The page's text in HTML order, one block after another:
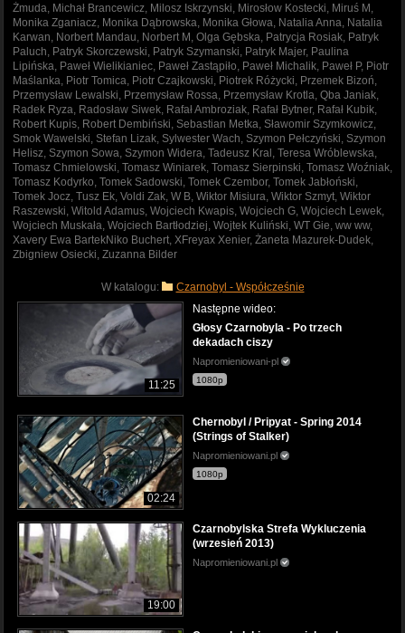
Żmuda, Michał Brancewicz, Milosz Iskrzynski, Mirosłow Kostecki, Miruś M,
Monika Zganiacz, Monika Dąbrowska, Monika Głowa, Natalia Anna, Natalia
Karwan, Norbert Mandau, Norbert M, Olga Gębska, Patrycja Rosiak, Patryk
Paluch, Patryk Skorczewski, Patryk Szymanski, Patryk Majer, Paulina
Lipińska, Paweł Wielikianiec, Paweł Zastąpiło, Paweł Michalik, Paweł P, Piotr
Maślanka, Piotr Tomica, Piotr Czajkowski, Piotrek Różycki, Przemek Bizoń,
Przemysław Lewalski, Przemysław Rossa, Przemysław Krotla, Qba Janiak,
Radek Ryza, Radosław Siwek, Rafał Ambroziak, Rafał Bytner, Rafał Kubik,
Robert Kupis, Robert Dembiński, Sebastian Metka, Sławomir Szymkowicz,
Smok Wawelski, Stefan Lizak, Sylwester Wach, Szymon Pełczyński, Szymon
Helisz, Szymon Sowa, Szymon Widera, Tadeusz Kral, Teresa Wróblewska,
Tomasz Chmielowski, Tomasz Winiarek, Tomasz Sierpinski, Tomasz Woźniak,
Tomasz Kodyrko, Tomek Sadowski, Tomek Czembor, Tomek Jabłoński,
Tomek Jocz, Tusz Ek, Voldi Zak, W B, Wiktor Misiura, Wiktor Szmyt, Wiktor
Raszewski, Witold Adamus, Wojciech Kwapis, Wojciech G, Wojciech Lewek,
Wojciech Muskała, Wojciech Bartłodziej, Wojtek Kuliński, WT Gie, ww ww,
Xavery Ewa BartekNiko Buchert, XFreyax Xenier, Żaneta Mazurek-Dudek,
Zbigniew Osiecki, Zuzanna Bilder
W katalogu: Czarnobyl - Współcześnie
11:25
Następne wideo:
Głosy Czarnobyla - Po trzech
dekadach ciszy
Napromieniowani-pl
1080p
02:24
Chernobyl / Pripyat - Spring 2014
(Strings of Stalker)
Napromieniowani.pl
1080p
19:00
Czarnobylska Strefa Wykluczenia
(wrzesień 2013)
Napromieniowani.pl